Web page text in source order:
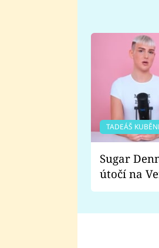
TADEÁŠ
Sugar
útočí na
Proč je